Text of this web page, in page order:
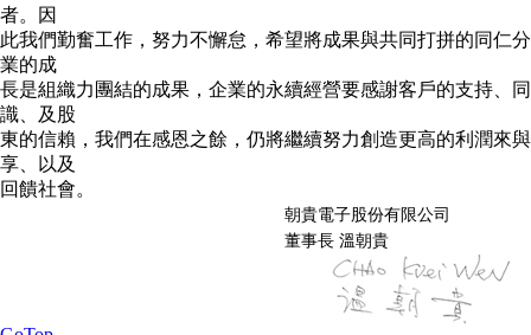
者。因
此我們勤奮工作，努力不懈怠，希望將成果與共同打拼的同仁
業的成
長是組織力團結的成果，企業的永續經營要感謝客戶的支持、
識、及股
東的信賴，我們在感恩之餘，仍將繼續努力創造更高的利潤來
享、以及
回饋社會。
朝貴電子股份有限公司
董事長 溫朝貴